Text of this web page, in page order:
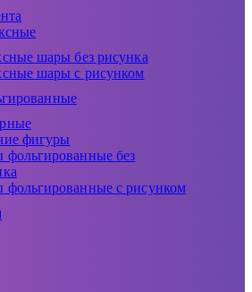
шары без рисунка
шары с рисунком
фигуры
без
с рисунком